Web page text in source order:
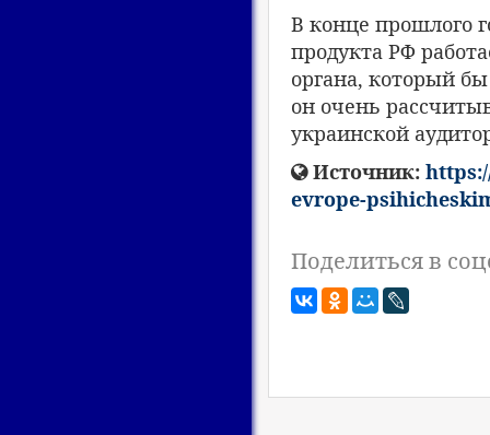
В конце прошлого
продукта РФ
органа, который
он очень
украинской
Источник:
evrope-
Поделиться в